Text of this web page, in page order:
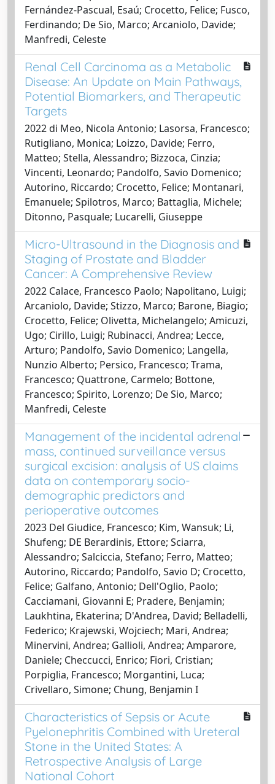
Fernández-Pascual, Esaú; Crocetto, Felice; Fusco,
Ferdinando; De Sio, Marco; Arcaniolo, Davide;
Manfredi, Celeste
Renal Cell Carcinoma as a Metabolic
Disease: An Update on Main Pathways,
Potential Biomarkers, and Therapeutic
Targets
2022 di Meo, Nicola Antonio; Lasorsa, Francesco;
Rutigliano, Monica; Loizzo, Davide; Ferro,
Matteo; Stella, Alessandro; Bizzoca, Cinzia;
Vincenti, Leonardo; Pandolfo, Savio Domenico;
Autorino, Riccardo; Crocetto, Felice; Montanari,
Emanuele; Spilotros, Marco; Battaglia, Michele;
Ditonno, Pasquale; Lucarelli, Giuseppe
Micro-Ultrasound in the Diagnosis and
Staging of Prostate and Bladder
Cancer: A Comprehensive Review
2022 Calace, Francesco Paolo; Napolitano, Luigi;
Arcaniolo, Davide; Stizzo, Marco; Barone, Biagio;
Crocetto, Felice; Olivetta, Michelangelo; Amicuzi,
Ugo; Cirillo, Luigi; Rubinacci, Andrea; Lecce,
Arturo; Pandolfo, Savio Domenico; Langella,
Nunzio Alberto; Persico, Francesco; Trama,
Francesco; Quattrone, Carmelo; Bottone,
Francesco; Spirito, Lorenzo; De Sio, Marco;
Manfredi, Celeste
Management of the incidental adrenal
mass, continued surveillance versus
surgical excision: analysis of US claims
data on contemporary socio-
demographic predictors and
perioperative outcomes
2023 Del Giudice, Francesco; Kim, Wansuk; Li,
Shufeng; DE Berardinis, Ettore; Sciarra,
Alessandro; Salciccia, Stefano; Ferro, Matteo;
Autorino, Riccardo; Pandolfo, Savio D; Crocetto,
Felice; Galfano, Antonio; Dell'Oglio, Paolo;
Cacciamani, Giovanni E; Pradere, Benjamin;
Laukhtina, Ekaterina; D'Andrea, David; Belladelli,
Federico; Krajewski, Wojciech; Mari, Andrea;
Minervini, Andrea; Gallioli, Andrea; Amparore,
Daniele; Checcucci, Enrico; Fiori, Cristian;
Porpiglia, Francesco; Morgantini, Luca;
Crivellaro, Simone; Chung, Benjamin I
Characteristics of Sepsis or Acute
Pyelonephritis Combined with Ureteral
Stone in the United States: A
Retrospective Analysis of Large
National Cohort